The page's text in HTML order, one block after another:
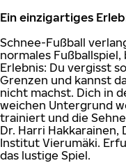
Ein einzigartiges
Schnee-Fußball
normales
Erlebnis: Du vergisst
Grenzen und kannst
nicht machst. Dich in
weichen Untergrund
trainiert und die
Dr. Harri
Institut Vierumäki.
das lustige Spiel.